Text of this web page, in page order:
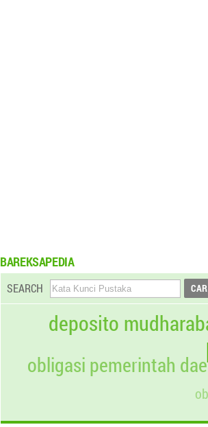
BAREKSAPEDIA
SEARCH
deposito
obligasi pemerintah